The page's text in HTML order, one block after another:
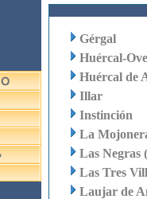
Gérgal
Huércal-
Huércal de
Illar
Instinción
La
Las Negras
Las Tres
Laujar de